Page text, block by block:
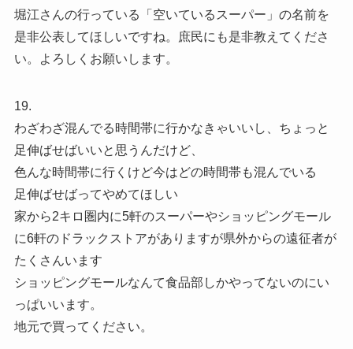
堀江さんの行っている「空いているスーパー」の名前を
是非公表してほしいですね。庶民にも是非教えてくださ
い。よろしくお願いします。
19.
わざわざ混んでる時間帯に行かなきゃいいし、ちょっと
足伸ばせばいいと思うんだけど、
色んな時間帯に行くけど今はどの時間帯も混んでいる
足伸ばせばってやめてほしい
家から2キロ圏内に5軒のスーパーやショッピングモール
に6軒のドラックストアがありますが県外からの遠征者が
たくさんいます
ショッピングモールなんて食品部しかやってないのにい
っぱいいます。
地元で買ってください。